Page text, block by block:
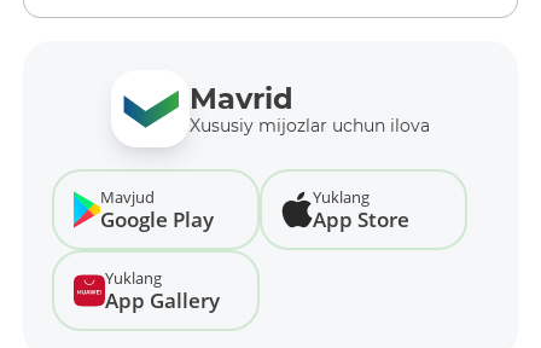
Mavrid
Xususiy mijozlar uchun ilova
Mavjud
Google Play
Yuklang
App Store
Yuklang
App Gallery